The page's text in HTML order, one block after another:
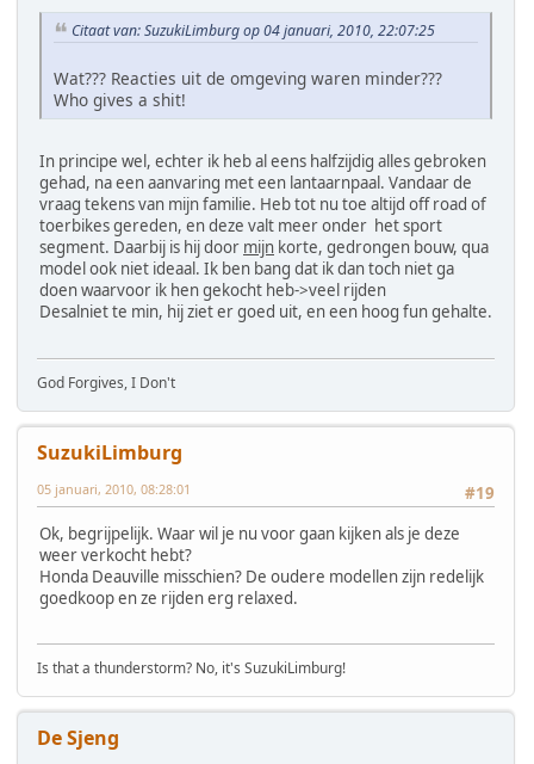
Citaat van: SuzukiLimburg op 04 januari, 2010, 22:07:25
Wat??? Reacties uit de omgeving waren minder???
Who gives a shit!
In principe wel, echter ik heb al eens halfzijdig alles gebroken
gehad, na een aanvaring met een lantaarnpaal. Vandaar de
vraag tekens van mijn familie. Heb tot nu toe altijd off road of
toerbikes gereden, en deze valt meer onder het sport
segment. Daarbij is hij door mijn korte, gedrongen bouw, qua
model ook niet ideaal. Ik ben bang dat ik dan toch niet ga
doen waarvoor ik hen gekocht heb->veel rijden
Desalniet te min, hij ziet er goed uit, en een hoog fun gehalte.
God Forgives, I Don't
SuzukiLimburg
#19
05 januari, 2010, 08:28:01
Ok, begrijpelijk. Waar wil je nu voor gaan kijken als je deze
weer verkocht hebt?
Honda Deauville misschien? De oudere modellen zijn redelijk
goedkoop en ze rijden erg relaxed.
Is that a thunderstorm? No, it's SuzukiLimburg!
De Sjeng